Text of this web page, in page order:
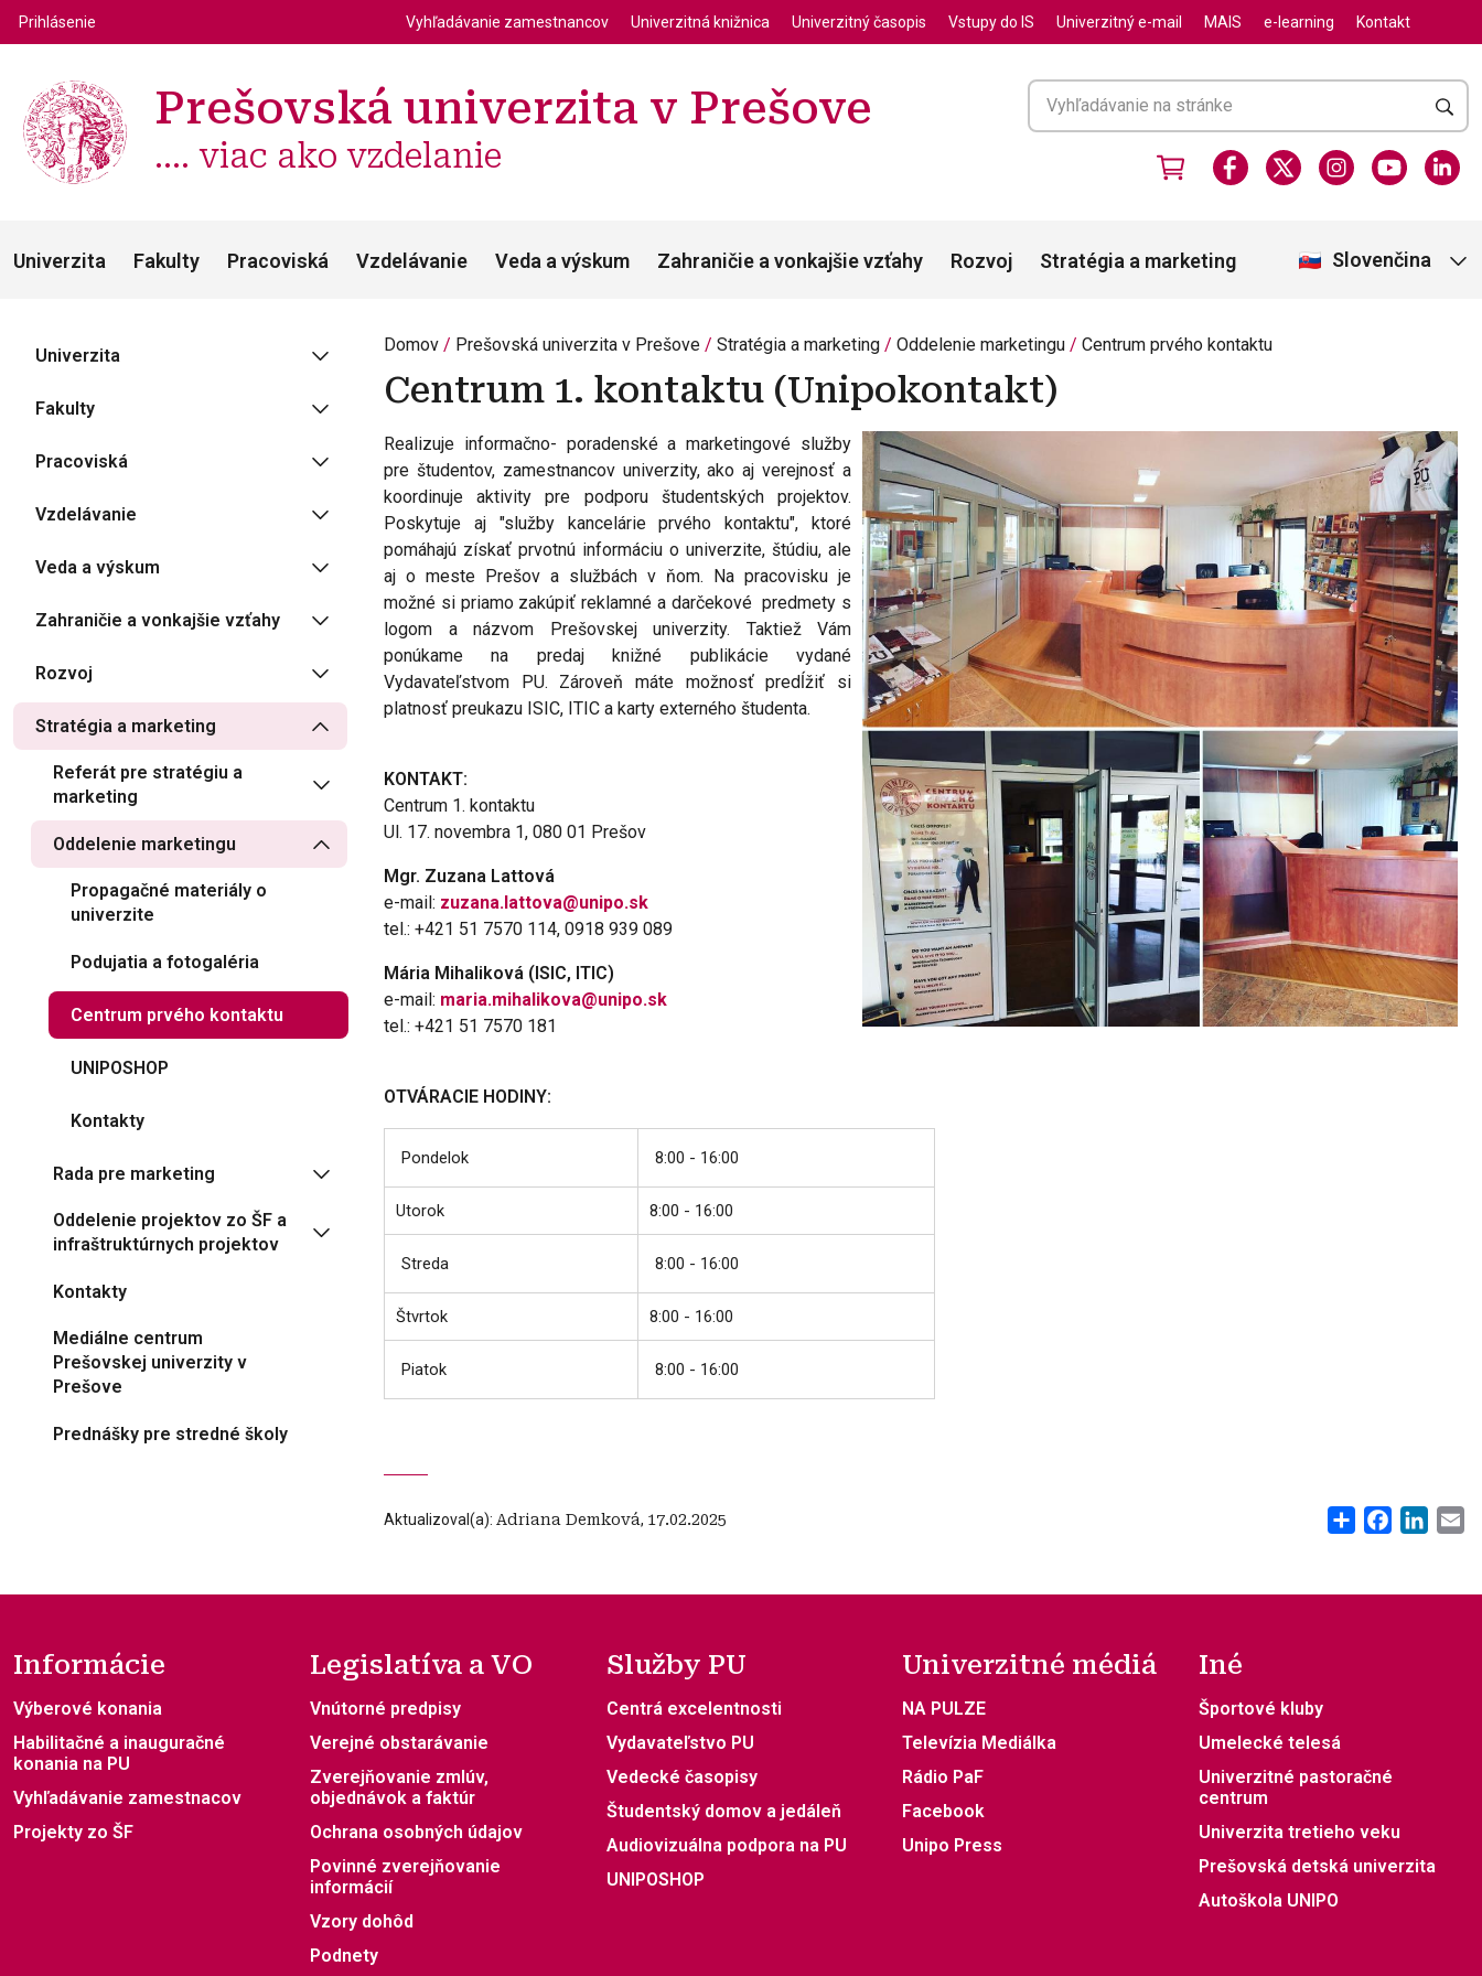
Skočiť na hlavný obsah
Používateľské menu
Prihlásenie Top menu
Vyhľadávanie zamestnancov Univerzitná knižnica Univerzitný časopis Vstupy do IS Univerzitný e-mail MAIS e-learning Kontakt
Prešovská univerzita v Prešove
.... viac ako vzdelanie
Univerzita Fakulty Pracoviská Vzdelávanie Veda a výskum Zahraničie a vonkajšie vzťahy Rozvoj Stratégia a marketing Slovenčina
Domov Prešovská univerzita v Prešove Stratégia a marketing Oddelenie marketingu Centrum prvého kontaktu
Centrum 1. kontaktu (Unipokontakt)
Realizuje informačno- poradenské a marketingové služby
pre študentov, zamestnancov univerzity, ako aj verejnosť a
koordinuje aktivity pre podporu študentských projektov.
Poskytuje aj "služby kancelárie prvého kontaktu", ktoré
pomáhajú získať prvotnú informáciu o univerzite, štúdiu, ale
aj o meste Prešov a službách v ňom. Na pracovisku je
možné si priamo zakúpiť reklamné a darčekové predmety s
logom a názvom Prešovskej univerzity. Taktiež Vám
ponúkame na predaj knižné publikácie vydané
Vydavateľstvom PU. Zároveň máte možnosť predĺžiť si
platnosť preukazu ISIC, ITIC a karty externého študenta.
KONTAKT:
Centrum 1. kontaktu
Ul. 17. novembra 1, 080 01 Prešov
Mgr. Zuzana Lattová
e-mail: zuzana.lattova@unipo.sk
tel.: +421 51 7570 114, 0918 939 089
Mária Mihaliková (ISIC, ITIC)
e-mail: maria.mihalikova@unipo.sk
tel.: +421 51 7570 181
OTVÁRACIE HODINY:
Pondelok 8:00 - 16:00
Utorok 8:00 - 16:00
Streda 8:00 - 16:00
Štvrtok 8:00 - 16:00
Piatok 8:00 - 16:00
Aktualizoval(a): Adriana Demková, 17.02.2025 Share Facebook
Univerzita
Fakulty
Pracoviská
Vzdelávanie
Veda a výskum
Zahraničie a vonkajšie vzťahy
Rozvoj
Stratégia a marketing
Referát pre stratégiu a
marketing
Oddelenie marketingu
Propagačné materiály o
univerzite
Podujatia a fotogaléria
Centrum prvého kontaktu
UNIPOSHOP
Kontakty
Rada pre marketing
Oddelenie projektov zo ŠF a
infraštruktúrnych projektov
Kontakty
Mediálne centrum
Prešovskej univerzity v
Prešove
Prednášky pre stredné školy
Informácie
Výberové konania
Habilitačné a inauguračné
konania na PU
Vyhľadávanie zamestnacov
Projekty zo ŠF
Legislatíva a VO
Vnútorné predpisy
Verejné obstarávanie
Zverejňovanie zmlúv,
objednávok a faktúr
Ochrana osobných údajov
Povinné zverejňovanie
informácií
Vzory dohôd
Podnety
Služby PU
Centrá excelentnosti
Vydavateľstvo PU
Vedecké časopisy
Študentský domov a jedáleň
Audiovizuálna podpora na PU
UNIPOSHOP
Univerzitné médiá
NA PULZE
Televízia Mediálka
Rádio PaF
Facebook
Unipo Press
Iné
Športové kluby
Umelecké telesá
Univerzitné pastoračné
centrum
Univerzita tretieho veku
Prešovská detská univerzita
Autoškola UNIPO